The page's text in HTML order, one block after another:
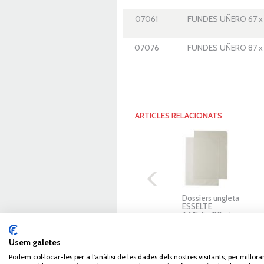
07061 FUNDES UÑERO 67
07076 FUNDES UÑERO 87
ARTICLES RELACIONATS
Dossiers ungleta
ESSELTE
A4/Foli - 110micres
Usem galetes
Podem col·locar-les per a l'anàlisi de les dades dels nostres visitants, per